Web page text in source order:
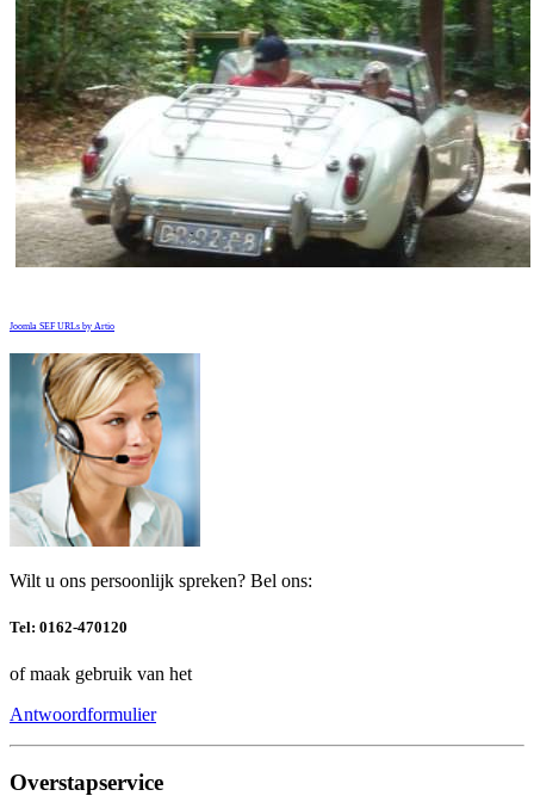
Joomla SEF URLs by Artio
Wilt u ons persoonlijk spreken? Bel ons:
Tel: 0162-470120
of maak gebruik van het
Antwoordformulier
Overstapservice